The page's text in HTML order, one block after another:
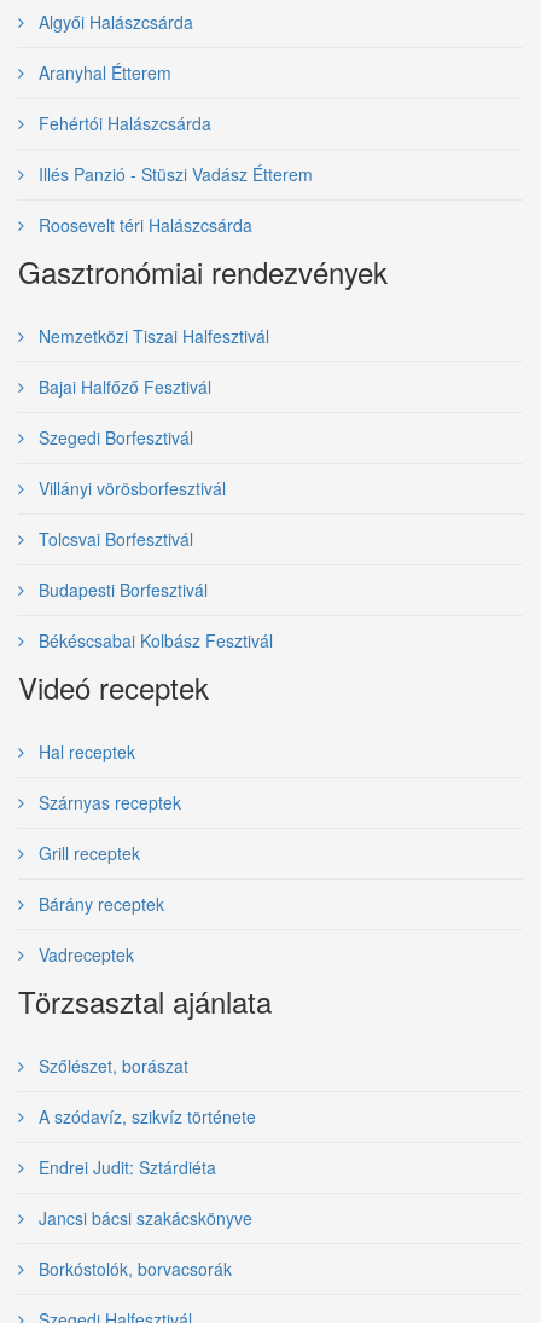
Algyői Halászcsárda
Aranyhal Étterem
Fehértói Halászcsárda
Illés Panzió - Stüszi Vadász Étterem
Roosevelt téri Halászcsárda
Gasztronómiai rendezvények
Nemzetközi Tiszai Halfesztivál
Bajai Halfőző Fesztivál
Szegedi Borfesztivál
Villányi vörösborfesztivál
Tolcsvai Borfesztivál
Budapesti Borfesztivál
Békéscsabai Kolbász Fesztivál
Videó receptek
Hal receptek
Szárnyas receptek
Grill receptek
Bárány receptek
Vadreceptek
Törzsasztal ajánlata
Szőlészet, borászat
A szódavíz, szikvíz története
Endrei Judit: Sztárdiéta
Jancsi bácsi szakácskönyve
Borkóstolók, borvacsorák